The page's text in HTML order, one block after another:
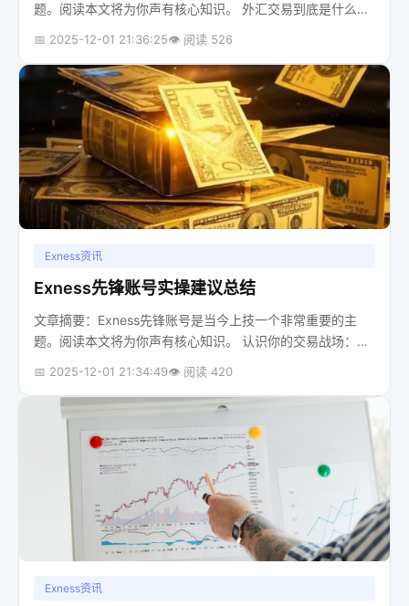
题。阅读本文将为你声有核心知识。 外汇交易到底是什么？
当你第一次听说“外汇交易”...
📅 2025-12-01 21:36:25👁️ 阅读 526
Exness资讯
Exness先锋账号实操建议总结
文章摘要：Exness先锋账号是当今上技一个非常重要的主
题。阅读本文将为你声有核心知识。 认识你的交易战场：什
一下，你第一次走进一个巨大...
📅 2025-12-01 21:34:49👁️ 阅读 420
Exness资讯